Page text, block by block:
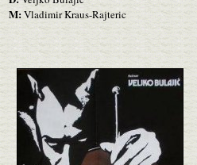
M:Vladimir Kraus-Rajteric